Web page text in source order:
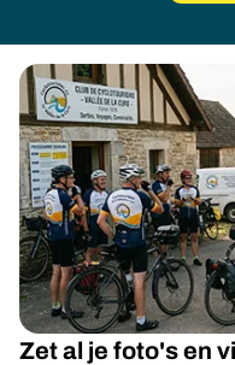
Zet al je foto's en